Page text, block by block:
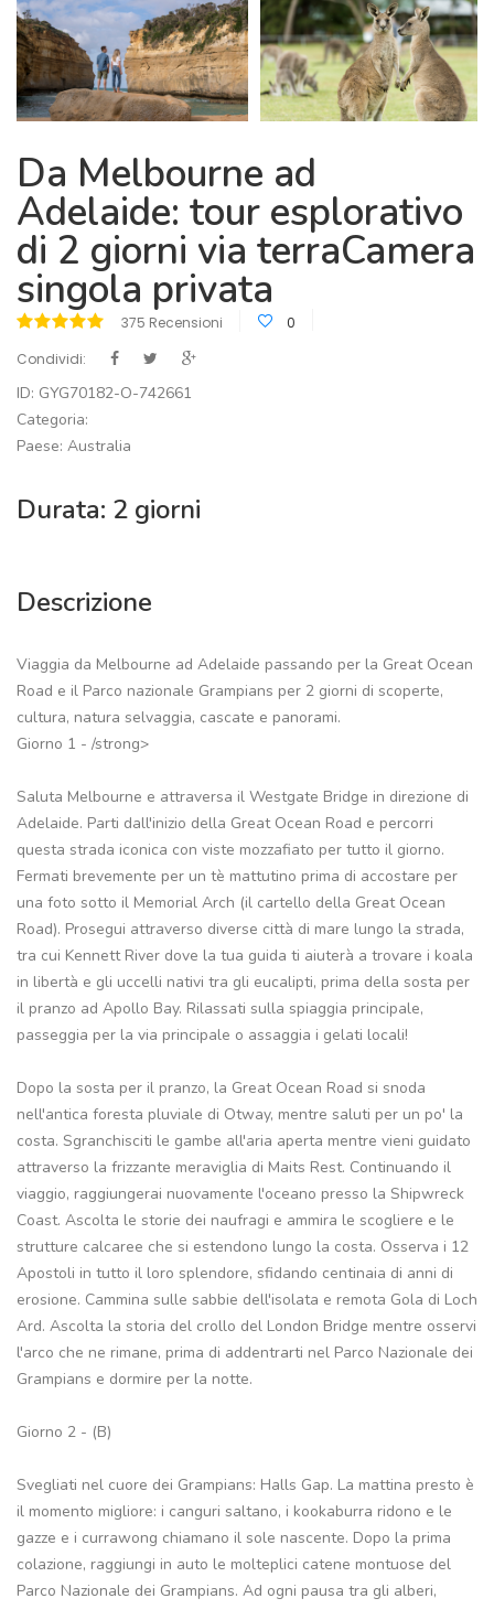
Da Melbourne ad
Adelaide: tour esplorativo
di 2 giorni via terraCamera
singola privata
375 Recensioni
0
Condividi:
ID: GYG70182-O-742661
Categoria:
Paese: Australia
Durata: 2 giorni
Descrizione
Viaggia da Melbourne ad Adelaide passando per la Great Ocean
Road e il Parco nazionale Grampians per 2 giorni di scoperte,
cultura, natura selvaggia, cascate e panorami.
Giorno 1 - /strong>
Saluta Melbourne e attraversa il Westgate Bridge in direzione di
Adelaide. Parti dall'inizio della Great Ocean Road e percorri
questa strada iconica con viste mozzafiato per tutto il giorno.
Fermati brevemente per un tè mattutino prima di accostare per
una foto sotto il Memorial Arch (il cartello della Great Ocean
Road). Prosegui attraverso diverse città di mare lungo la strada,
tra cui Kennett River dove la tua guida ti aiuterà a trovare i koala
in libertà e gli uccelli nativi tra gli eucalipti, prima della sosta per
il pranzo ad Apollo Bay. Rilassati sulla spiaggia principale,
passeggia per la via principale o assaggia i gelati locali!
Dopo la sosta per il pranzo, la Great Ocean Road si snoda
nell'antica foresta pluviale di Otway, mentre saluti per un po' la
costa. Sgranchisciti le gambe all'aria aperta mentre vieni guidato
attraverso la frizzante meraviglia di Maits Rest. Continuando il
viaggio, raggiungerai nuovamente l'oceano presso la Shipwreck
Coast. Ascolta le storie dei naufragi e ammira le scogliere e le
strutture calcaree che si estendono lungo la costa. Osserva i 12
Apostoli in tutto il loro splendore, sfidando centinaia di anni di
erosione. Cammina sulle sabbie dell'isolata e remota Gola di Loch
Ard. Ascolta la storia del crollo del London Bridge mentre osservi
l'arco che ne rimane, prima di addentrarti nel Parco Nazionale dei
Grampians e dormire per la notte.
Giorno 2 - (B)
Svegliati nel cuore dei Grampians: Halls Gap. La mattina presto è
il momento migliore: i canguri saltano, i kookaburra ridono e le
gazze e i currawong chiamano il sole nascente. Dopo la prima
colazione, raggiungi in auto le molteplici catene montuose del
Parco Nazionale dei Grampians. Ad ogni pausa tra gli alberi,